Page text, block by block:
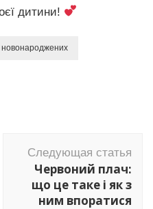
дитини!
Следующая статья
Червоний плач:
що це таке і як з
ним впоратися